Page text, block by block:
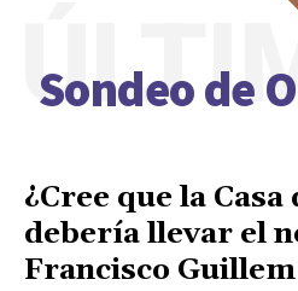
Sondeo de
¿Cree que la
debería llevar el
Francisco Guillem